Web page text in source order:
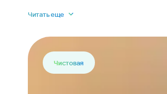
Читать еще
Чистовая